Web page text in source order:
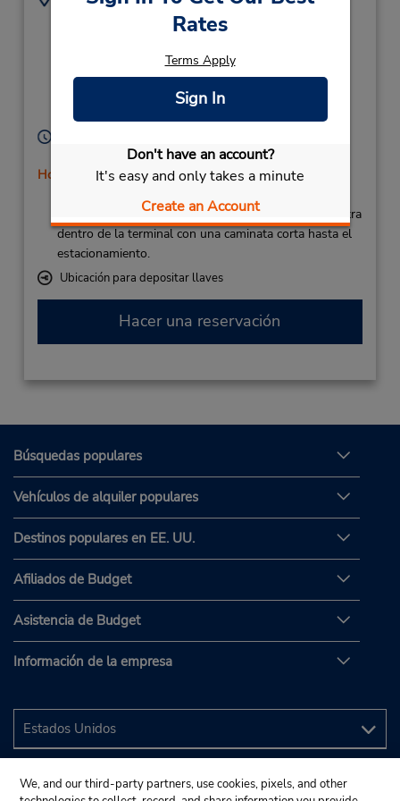
Rates
Terms Apply
Sign In
Don't have an account?
It's easy and only takes a minute
Create an Account
La Palma (Canary
38730,
Sun - Sat 7:00 AM - 11:00 PM
Holiday Hours
Si llega en avión, el mostrador de alquiler se encuentra
dentro de la terminal con una caminata corta hasta el
estacionamiento.
Ubicación para depositar llaves
Hacer una reservación
Búsquedas populares
Vehículos de alquiler populares
Destinos populares en EE. UU.
Afiliados de Budget
Asistencia de Budget
Información de la empresa
We, and our third-party partners, use cookies, pixels, and other